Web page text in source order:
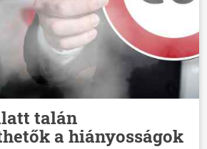
talán
a hiányosságok